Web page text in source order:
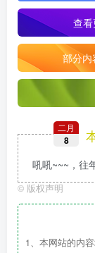
查
部分
二月
8
吼吼~~~，往
© 版权声明
1、本网站的内